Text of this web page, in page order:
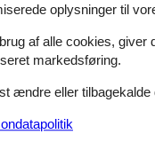
natur og fredelige
den friske havluft og
gør det oplagt at
golfentusiaster ligger
væk med restauranter,
og barnesenge.
oplysninger til
af alle cookies,
markedsføring.
ændre eller